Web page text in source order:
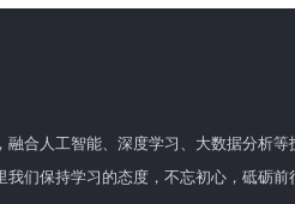
融合人工智能、深度学习、大数据分析
我们保持学习的态度，不忘初心，砥砺前